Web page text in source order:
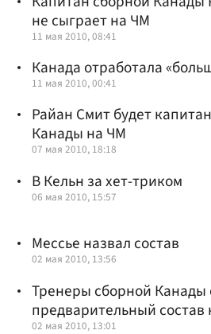
не сыграет на ЧМ
11 мая 2010, 08:41
Канада отработала
11 мая 2010, 00:41
Райан Смит будет
Канады на ЧМ
07 мая 2010, 18:18
В Кельн за хет-триком
06 мая 2010, 15:57
Мессье назвал состав
02 мая 2010, 13:56
Тренеры сборной Канады
предварительный состав
02 мая 2010, 13:01